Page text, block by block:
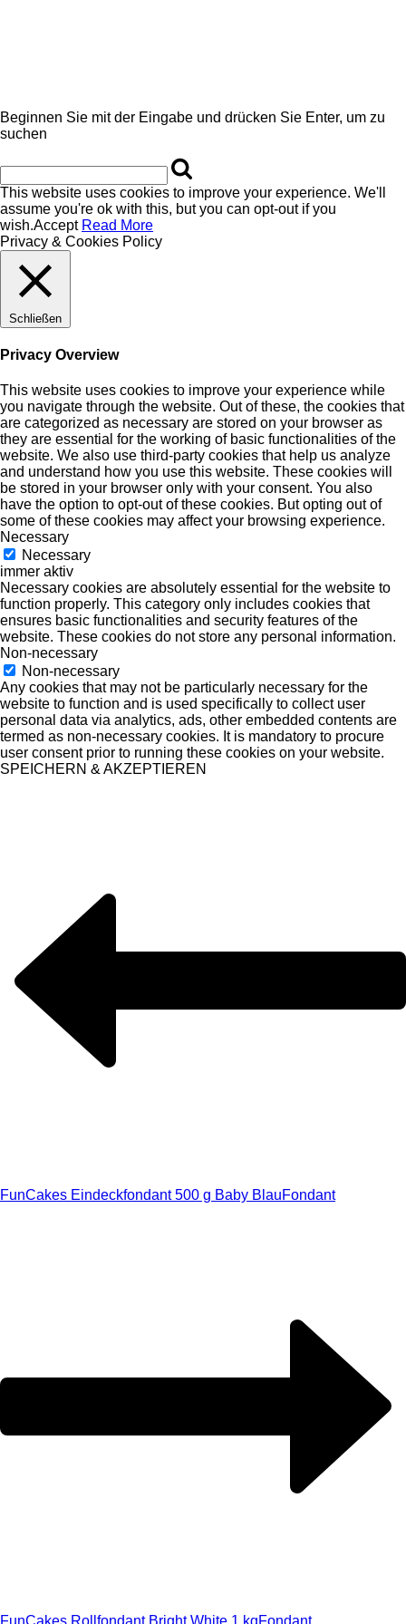
Beginnen Sie mit der Eingabe und drücken Sie Enter, um zu
suchen
This website uses cookies to improve your experience. We'll
assume you're ok with this, but you can opt-out if you
wish.Accept Read More
Privacy & Cookies Policy
Schließen
Privacy Overview
This website uses cookies to improve your experience while
you navigate through the website. Out of these, the cookies that
are categorized as necessary are stored on your browser as
they are essential for the working of basic functionalities of the
website. We also use third-party cookies that help us analyze
and understand how you use this website. These cookies will
be stored in your browser only with your consent. You also
have the option to opt-out of these cookies. But opting out of
some of these cookies may affect your browsing experience.
Necessary
Necessary
immer aktiv
Necessary cookies are absolutely essential for the website to
function properly. This category only includes cookies that
ensures basic functionalities and security features of the
website. These cookies do not store any personal information.
Non-necessary
Non-necessary
Any cookies that may not be particularly necessary for the
website to function and is used specifically to collect user
personal data via analytics, ads, other embedded contents are
termed as non-necessary cookies. It is mandatory to procure
user consent prior to running these cookies on your website.
SPEICHERN & AKZEPTIEREN
FunCakes Eindeckfondant 500 g Baby BlauFondant